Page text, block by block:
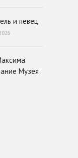
и певец
Музея